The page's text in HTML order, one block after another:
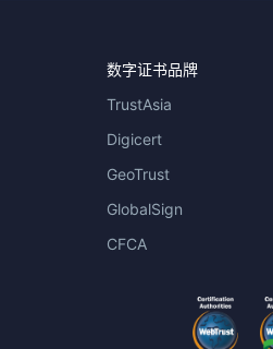
数字证书品牌
TrustAsia
Digicert
GeoTrust
GlobalSign
CFCA